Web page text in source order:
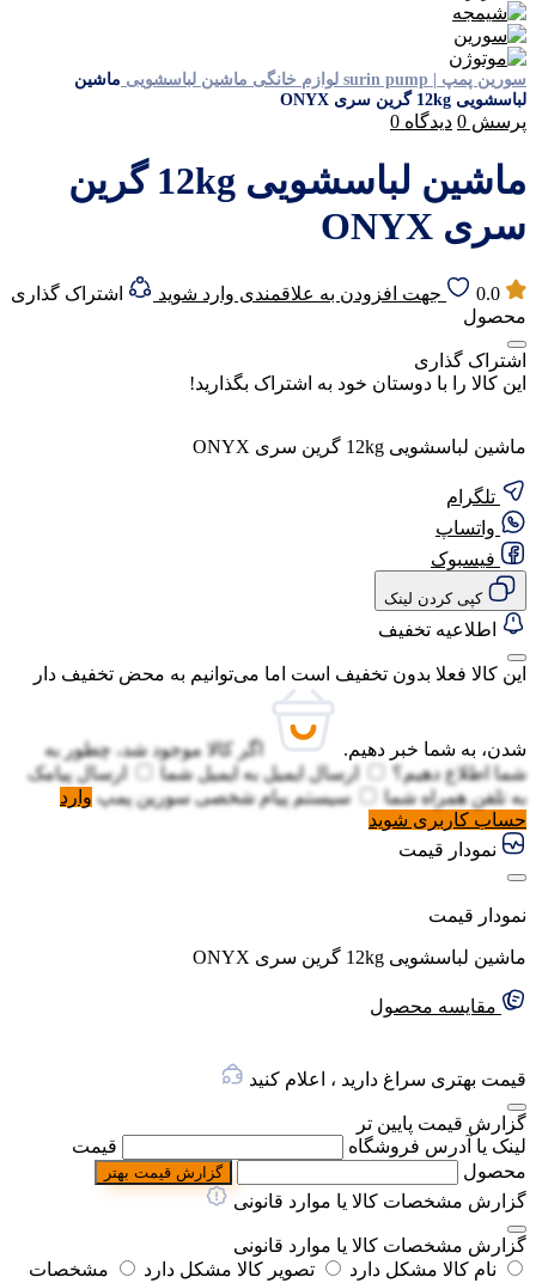
سورین پمپ | surin pump لوازم خانگی ماشین لباسشویی ماشین
لباسشویی 12kg گرین سری ONYX
پرسش 0 دیدگاه 0
ماشین لباسشویی 12kg گرین
سری ONYX
0.0 جهت افزودن به علاقمندی وارد شوید
اشتراک گذاری
محصول
اشتراک گذاری
این کالا را با دوستان خود به اشتراک بگذارید!
ماشین لباسشویی 12kg گرین سری ONYX
تلگرام
واتساپ
فیسبوک
کپی کردن لینک
اطلاعیه تخفیف
این کالا فعلا بدون تخفیف است اما می‌توانیم به محض تخفیف دار
شدن، به شما خبر دهیم.
اگر کالا موجود شد، چطور به
شما اطلاع دهیم؟
ارسال ایمیل به ایمیل شما
ارسال پیامک
به تلفن همراه شما سیستم پیام شخصی سورین پمپ وارد
حساب کاربری شوید
نمودار قیمت
نمودار قیمت
ماشین لباسشویی 12kg گرین سری ONYX
مقایسه محصول
قیمت بهتری سراغ دارید ، اعلام کنید
گزارش قیمت پایین تر
لینک یا آدرس فروشگاه
قیمت
محصول
گزارش قیمت بهتر
گزارش مشخصات کالا یا موارد قانونی
گزارش مشخصات کالا یا موارد قانونی
نام کالا مشکل دارد
تصویر کالا مشکل دارد
مشخصات